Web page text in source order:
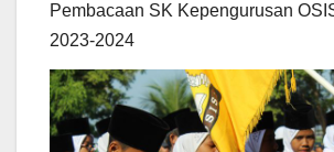
Pembacaan SK Kepengurusan
2023-2024